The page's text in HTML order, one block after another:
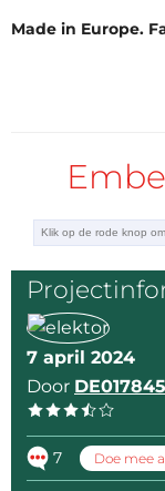
Made in Europe.
7 april 2024
Door
7 Doe mee